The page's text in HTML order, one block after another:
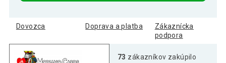
Dovozca Doprava a platba
Zákaznícka
podpora
73 zákazníkov zakúpilo